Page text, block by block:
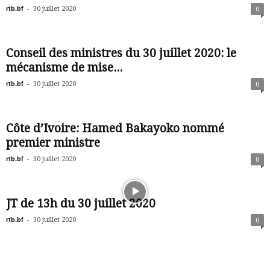
rtb.bf - 30 juillet 2020 0
Conseil des ministres du 30 juillet 2020: le
mécanisme de mise...
rtb.bf - 30 juillet 2020 0
Côte d’Ivoire: Hamed Bakayoko nommé
premier ministre
rtb.bf - 30 juillet 2020 0
JT de 13h du 30 juillet 2020
rtb.bf - 30 juillet 2020 0